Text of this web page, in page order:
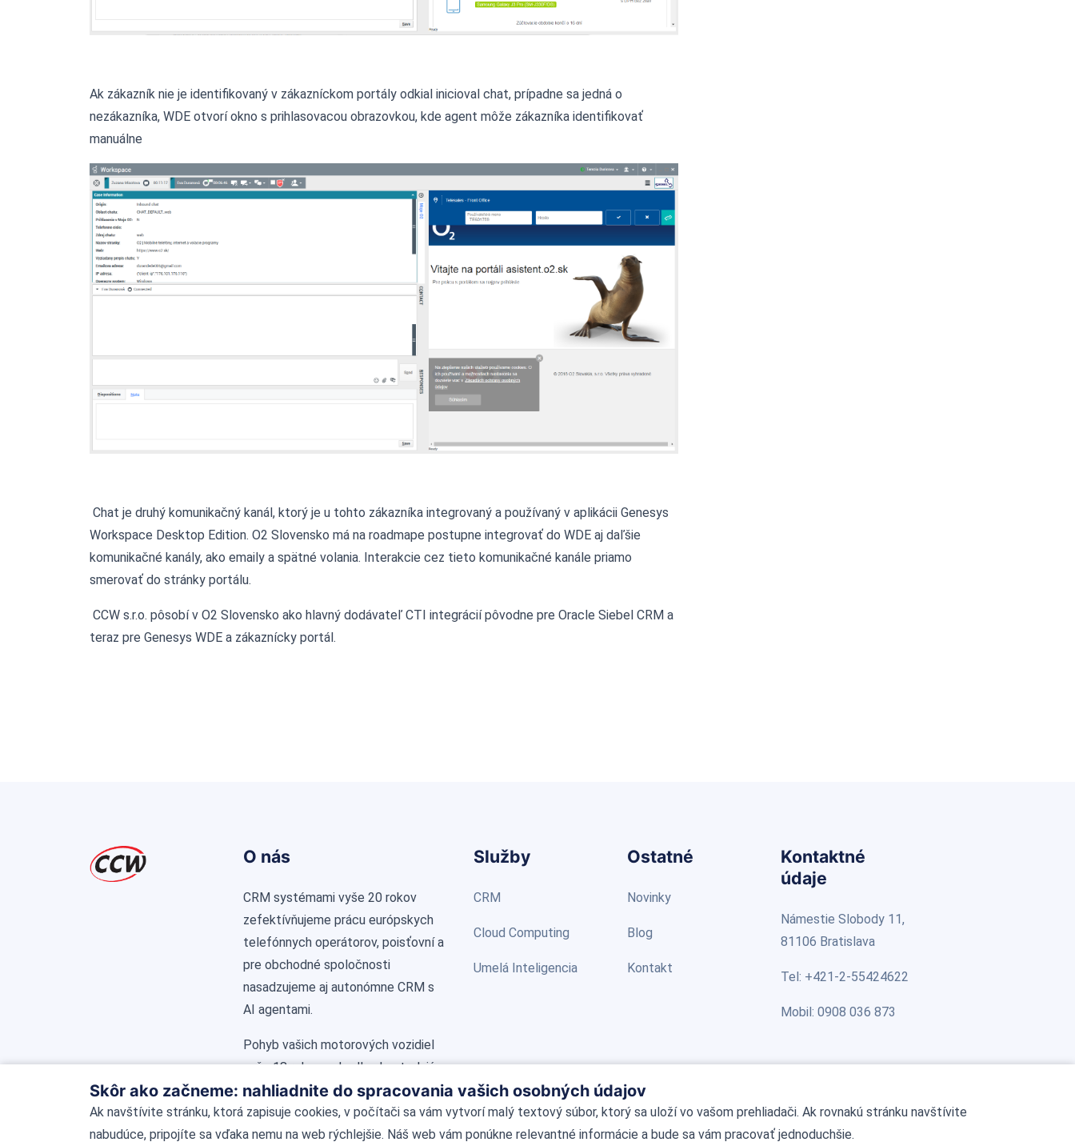
Ak zákazník nie je identifikovaný v zákazníckom portály odkial inicioval chat, prípadne sa jedná o
nezákazníka, WDE otvorí okno s prihlasovacou obrazovkou, kde agent môže zákazníka identifikovať
manuálne
Chat je druhý komunikačný kanál, ktorý je u tohto zákazníka integrovaný a používaný v aplikácii Genesys
Workspace Desktop Edition. O2 Slovensko má na roadmape postupne integrovať do WDE aj daľšie
komunikačné kanály, ako emaily a spätné volania. Interakcie cez tieto komunikačné kanále priamo
smerovať do stránky portálu.
CCW s.r.o. pôsobí v O2 Slovensko ako hlavný dodávateľ CTI integrácií pôvodne pre Oracle Siebel CRM a
teraz pre Genesys WDE a zákaznícky portál.
O nás
CRM systémami vyše 20 rokov
zefektívňujeme prácu európskych
telefónnych operátorov, poisťovní a
pre obchodné spoločnosti
nasadzujeme aj autonómne CRM s
AI agentami.
Pohyb vašich motorových vozidiel
vyše 18 rokov pohodlne kontrolujú a
riadia v reálnom čase stovky
používateľov našimi modernými
technológiami z ľubovoľného miesta
Služby
CRM
Cloud Computing
Umelá Inteligencia
Ostatné
Novinky
Blog
Kontakt
Kontaktné
údaje
Námestie Slobody 11,
81106 Bratislava
Tel: +421-2-55424622
Mobil: 0908 036 873
Skôr ako začneme: nahliadnite do spracovania vašich osobných údajov
Ak navštívite stránku, ktorá zapisuje cookies, v počítači sa vám vytvorí malý textový súbor, ktorý sa uloží vo vašom prehliadači. Ak rovnakú stránku navštívite
nabudúce, pripojíte sa vďaka nemu na web rýchlejšie. Náš web vám ponúkne relevantné informácie a bude sa vám pracovať jednoduchšie.